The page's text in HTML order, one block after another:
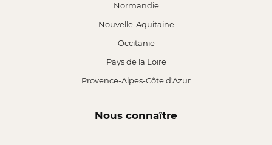
Normandie
Nouvelle-Aquitaine
Occitanie
Pays de la Loire
Provence-Alpes-Côte d'Azur
Nous connaître